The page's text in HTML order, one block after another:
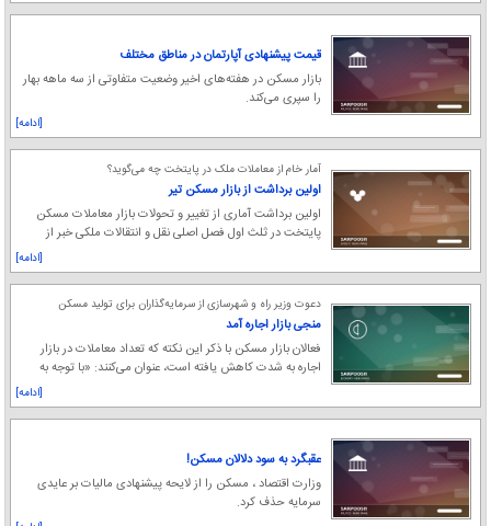
قیمت پیشنهادی آپارتمان در مناطق مختلف
بازار مسکن در هفته‌های اخیر وضعیت متفاوتی از سه ماهه بهار
را سپری می‌کند.
[ادامه]
آمار خام از معاملات ملک در پایتخت چه می‌گوید؟
اولین برداشت از بازار مسکن تیر
اولین برداشت آماری از تغییر و تحولات بازار معاملات مسکن
پایتخت در ثلث اول فصل اصلی نقل و انتقالات ملکی خبر از
[ادامه]
دعوت وزیر راه و شهرسازی از سرمایه‌گذاران برای تولید مسکن
استیجاری
منجی بازار اجاره آمد
فعالان بازار مسکن با ذکر این نکته که تعداد معاملات در بازار
اجاره به شدت کاهش یافته است، عنوان می‌کنند: «با توجه به
[ادامه]
عقبگرد به سود دلالان مسکن!
وزارت اقتصاد ، مسکن را از لایحه پیشنهادی مالیات بر عایدی
سرمایه حذف کرد.